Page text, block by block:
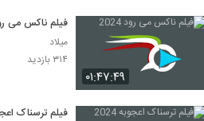
۰۱:۴۷:۴۹
فیلم ناکس می رود
میلاد
۳۱۴ بازدید
فیلم ترسناک اعجوبه